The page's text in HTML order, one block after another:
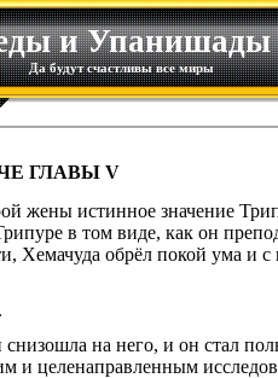
и Упанишады
Да будут счастливы все миры
ГЛАВЫ V
жены истинное значение
в том виде, как он
Хемачуда обрёл покой ума и
на него, и он стал
и целенаправленным